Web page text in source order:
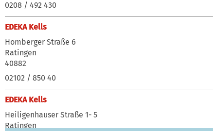
0208 / 492 430
EDEKA Kells
Homberger Straße 6
Ratingen
40882
02102 / 850 40
EDEKA Kells
Heiligenhauser Straße 1- 5
Ratingen